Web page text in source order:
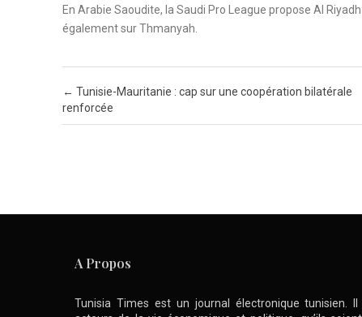
En Arabie Saoudite, la Saudi Pro League propose Al
également sur Thmanyah.
Post navigation
← Tunisie-Mauritanie : cap sur une coopération bilatérale
renforcée
A Propos
Tunisia Times est un journal électronique tunisien. Il